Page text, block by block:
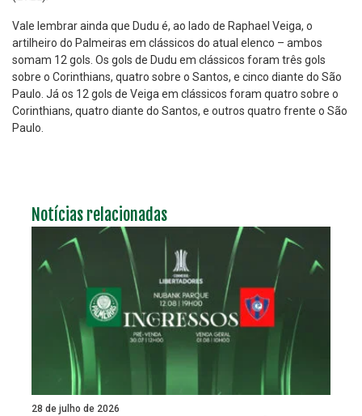
Vale lembrar ainda que Dudu é, ao lado de Raphael Veiga, o
artilheiro do Palmeiras em clássicos do atual elenco – ambos
somam 12 gols. Os gols de Dudu em clássicos foram três gols
sobre o Corinthians, quatro sobre o Santos, e cinco diante do São
Paulo. Já os 12 gols de Veiga em clássicos foram quatro sobre o
Corinthians, quatro diante do Santos, e outros quatro frente o São
Paulo.
Notícias relacionadas
28 de julho de 2026